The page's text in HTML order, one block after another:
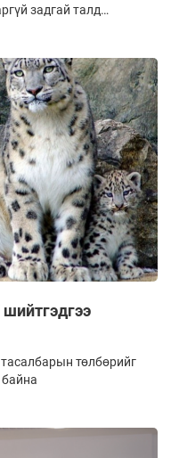
задгай талд
газарт махчин
буй, амьдрах орчны
судлаачид
төлбөрийг